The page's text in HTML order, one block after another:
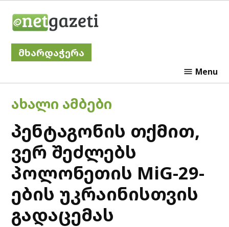
მხარდაჭერა
Menu
POSTED
IN
ᲐᲮᲐᲚᲘ ᲐᲛᲑᲔᲑᲘ
პენტაგონის თქმით,
ვერ შეძლებს
პოლონეთის MiG-29-
ების უკრაინისთვის
გადაცემას